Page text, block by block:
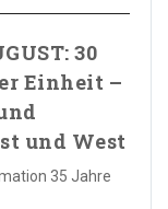
30
Einheit –
und West
35 Jahre